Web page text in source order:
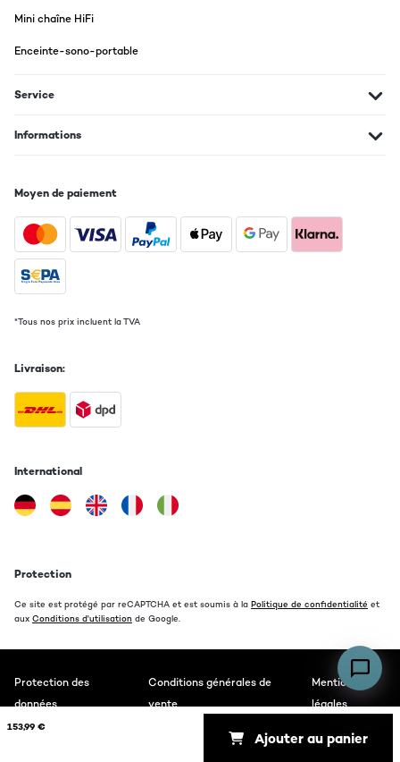
153,99 €
Ajouter au panier
Mini chaîne HiFi
Enceinte-sono-portable
Service
Informations
Moyen de paiement
*Tous nos prix incluent la TVA
Livraison:
International
Protection
Ce site est protégé par reCAPTCHA et est soumis à la Politique de confidentialité et
aux Conditions d'utilisation de Google.
Protection des
données
Conditions générales de
vente
Mentions
légales
Copyright © 2026 auna. All rights reserved